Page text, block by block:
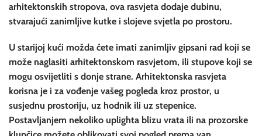
arhitektonskih stropova, ova rasvjeta dodaje dubinu,
stvarajući zanimljive kutke i slojeve svjetla po prostoru.
U starijoj kući možda ćete imati zanimljiv gipsani rad koji se
može naglasiti arhitektonskom rasvjetom, ili stupove koji se
mogu osvijetliti s donje strane. Arhitektonska rasvjeta
korisna je i za vođenje vašeg pogleda kroz prostor, u
susjednu prostoriju, uz hodnik ili uz stepenice.
Postavljanjem nekoliko uplighta blizu vrata ili na prozorske